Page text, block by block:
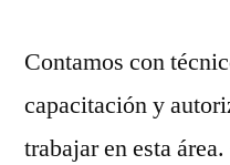
Contamos con
capacitación y
trabajar en esta